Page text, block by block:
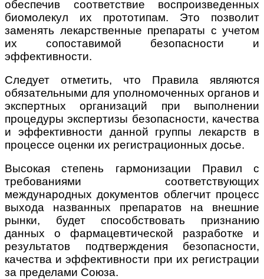
обеспечив соответствие воспроизведенных
биомолекул их прототипам. Это позволит
заменять лекарственные препараты с учетом
их сопоставимой безопасности и
эффективности.
Следует отметить, что Правила являются
обязательными для уполномоченных органов и
экспертных организаций при выполнении
процедуры экспертизы безопасности, качества
и эффективности данной группы лекарств в
процессе оценки их регистрационных досье.
Высокая степень гармонизации Правил с
требованиями соответствующих
международных документов облегчит процесс
выхода названных препаратов на внешние
рынки, будет способствовать признанию
данных о фармацевтической разработке и
результатов подтверждения безопасности,
качества и эффективности при их регистрации
за пределами Союза.